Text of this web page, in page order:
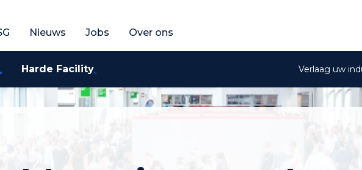
Nieuws Jobs Over ons
Harde Facility Verlaag uw